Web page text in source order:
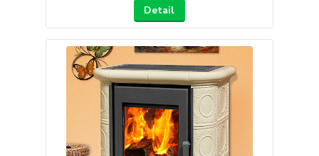
Detail